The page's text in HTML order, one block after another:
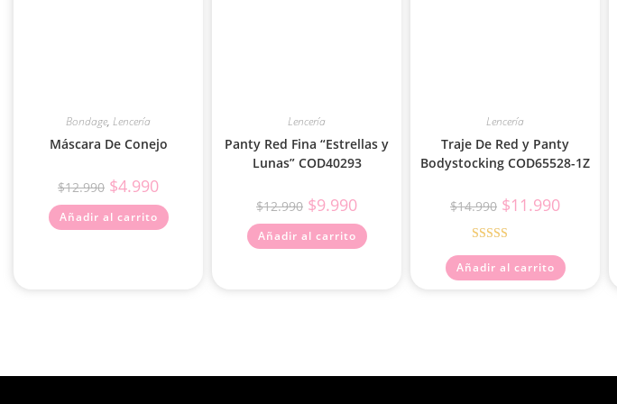
Bondage, Lencería
Máscara De Conejo
$12.990 $4.990
Añadir al carrito
Lencería
Panty Red Fina “Estrellas y
Lunas” COD40293
$12.990 $9.990
Añadir al carrito
Lencería
Traje De Red y Panty
Bodystocking COD65528-1Z
$14.990 $11.990
Valorado con
5.00de 5
Añadir al carrito